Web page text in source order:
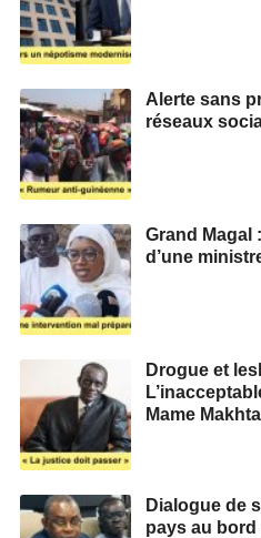
Alerte sans
réseaux
Grand Magal
d’une
Drogue et
Mame
Dialogue de
pays au